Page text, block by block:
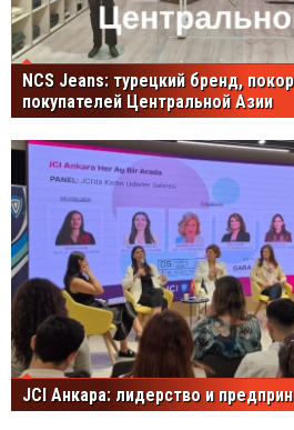
NCS Jeans: турецкий бренд,
покупателей Центральной Азии
JCI Анкара: лидерство и